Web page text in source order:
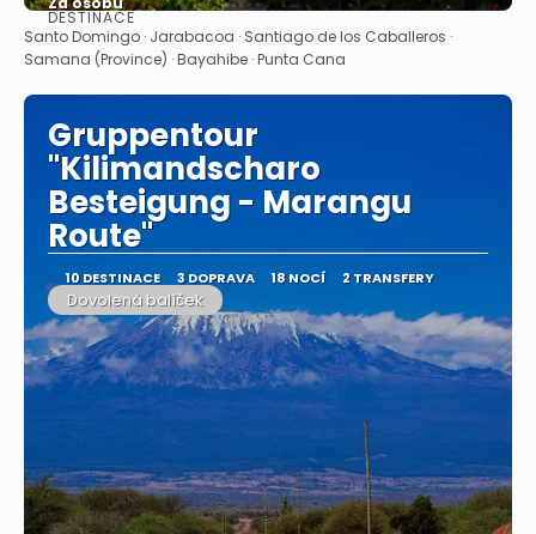
Zobrazit
DESTINACE
Santo Domingo · Jarabacoa · Santiago de los Caballeros ·
Samana (Province) · Bayahibe · Punta Cana
Gruppentour
"Kilimandscharo
Besteigung - Marangu
Route"
10 DESTINACE 3 DOPRAVA 18 NOCÍ 2 TRANSFERY
Dovolená balíček